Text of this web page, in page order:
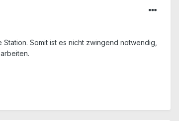
Somit ist es nicht zwingend notwendig,